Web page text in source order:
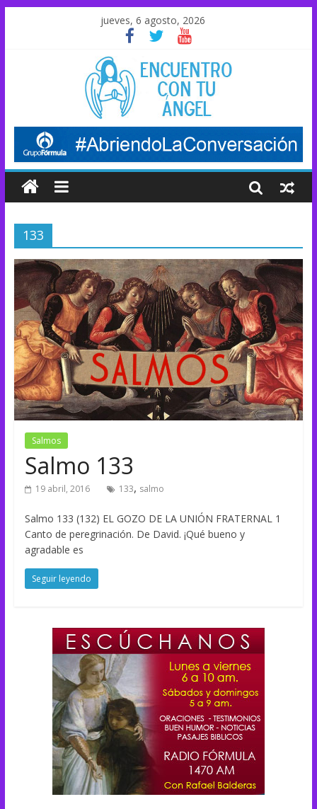
jueves, 6 agosto, 2026
133
Salmos
Salmo 133
19 abril, 2016 133, salmo
Salmo 133 (132) EL GOZO DE LA UNIÓN FRATERNAL 1
Canto de peregrinación. De David. ¡Qué bueno y
agradable es
Seguir leyendo